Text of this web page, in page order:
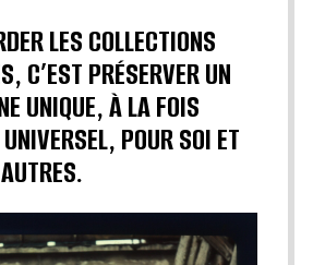
LES COLLECTIONS
C’EST PRÉSERVER UN
UNIQUE, À LA FOIS
POUR SOI ET